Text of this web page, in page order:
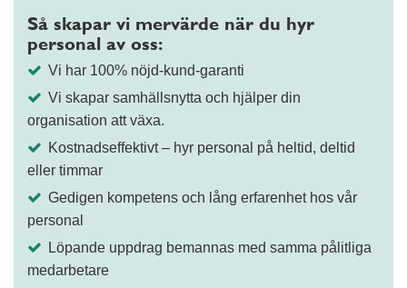
Så skapar vi mervärde när du hyr
personal av oss:
Vi har 100% nöjd-kund-garanti
Vi skapar samhällsnytta och hjälper din
organisation att växa.
Kostnadseffektivt – hyr personal på heltid, deltid
eller timmar
Gedigen kompetens och lång erfarenhet hos vår
personal
Löpande uppdrag bemannas med samma pålitliga
medarbetare